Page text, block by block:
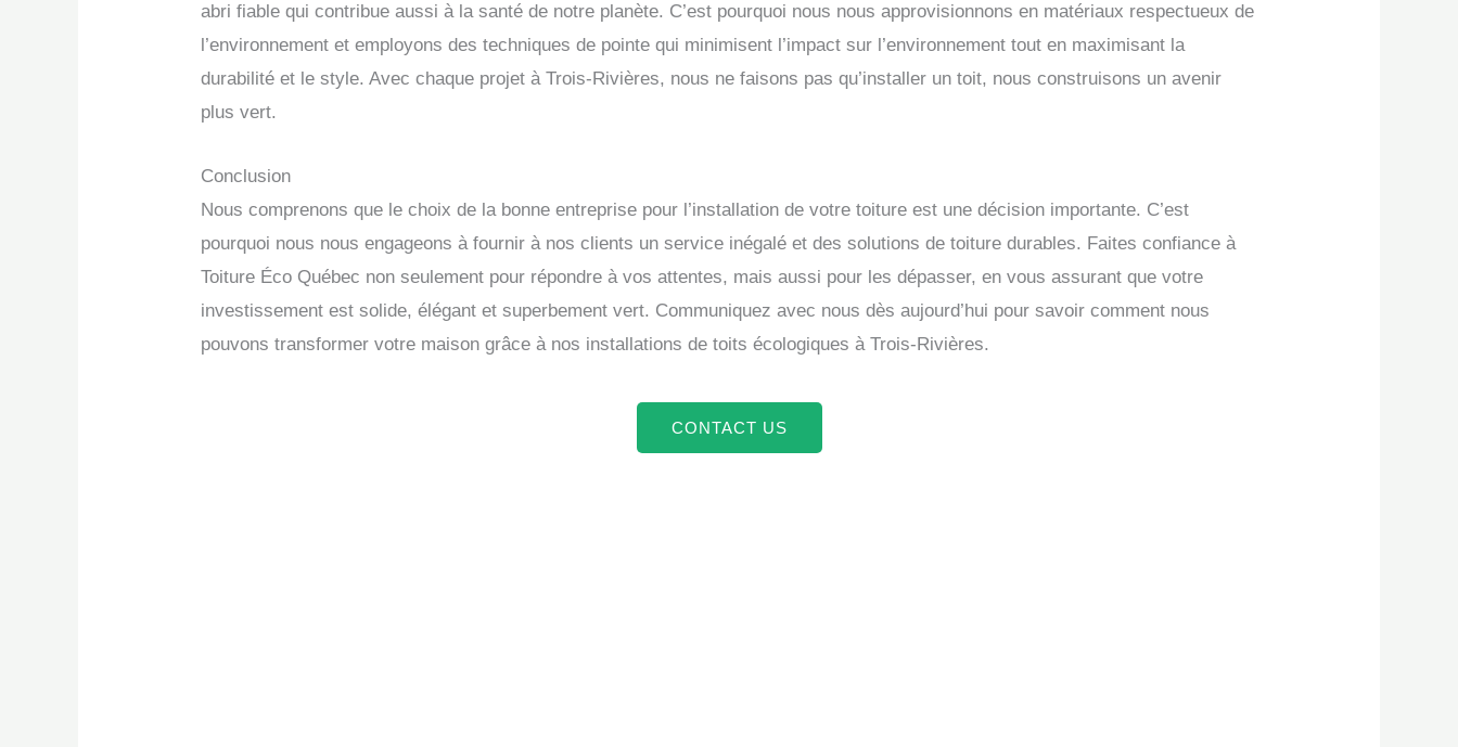
abri fiable qui contribue aussi à la santé de notre planète. C’est pourquoi nous nous approvisionnons en matériaux respectueux de
l’environnement et employons des techniques de pointe qui minimisent l’impact sur l’environnement tout en maximisant la
durabilité et le style. Avec chaque projet à Trois-Rivières, nous ne faisons pas qu’installer un toit, nous construisons un avenir
plus vert.
Conclusion
Nous comprenons que le choix de la bonne entreprise pour l’installation de votre toiture est une décision importante. C’est
pourquoi nous nous engageons à fournir à nos clients un service inégalé et des solutions de toiture durables. Faites confiance à
Toiture Éco Québec non seulement pour répondre à vos attentes, mais aussi pour les dépasser, en vous assurant que votre
investissement est solide, élégant et superbement vert. Communiquez avec nous dès aujourd’hui pour savoir comment nous
pouvons transformer votre maison grâce à nos installations de toits écologiques à Trois-Rivières.
CONTACT US